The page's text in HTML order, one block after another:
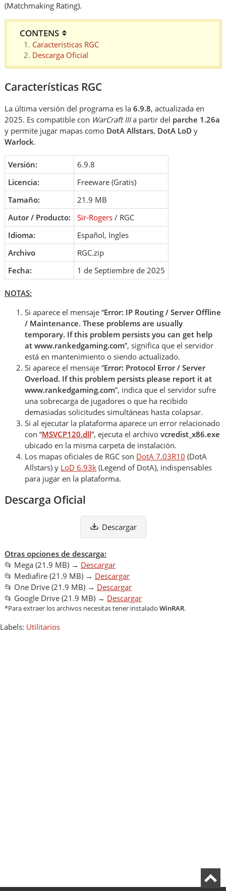
(Matchmaking Rating).
CONTENS
Características RGC
Descarga Oficial
Características RGC
La última versión del programa es la 6.9.8, actualizada en
2025. Es compatible con WarCraft IIIa partir del parche 1.26a
y permite jugar mapas como DotA Allstars, DotA LoD y
Warlock.
Versión:
6.9.8
Licencia:
Freeware (Gratis)
Tamaño:
21.9 MB
Autor / Producto:
Sir-Rogers / RGC
Idioma:
Español, Ingles
Archivo
RGC.zip
Fecha:
1 de Septiembre de 2025
NOTAS:
Si aparece el mensaje “Error: IP Routing / Server Offline
/ Maintenance. These problems are usually
temporary. If this problem persists you can get help
at www.rankedgaming.com”, significa que el servidor
está en mantenimiento o siendo actualizado.
Si aparece el mensaje “Error: Protocol Error / Server
Overload. If this problem persists please report it at
www.rankedgaming.com”, indica que el servidor sufre
una sobrecarga de jugadores o que ha recibido
demasiadas solicitudes simultáneas hasta colapsar.
Si al ejecutar la plataforma aparece un error relacionado
con “MSVCP120.dll”, ejecuta el archivo vcredist_x86.exe
ubicado en la misma carpeta de instalación.
Los mapas oficiales de RGC son DotA 7.03R10 (DotA
Allstars) y LoD 6.93k (Legend of DotA), indispensables
para jugar en la plataforma.
Descarga Oficial
Descargar
Otras opciones de descarga:
📂 Mega (21.9 MB) → Descargar
📂 Mediafire (21.9 MB) → Descargar
📂 One Drive (21.9 MB) → Descargar
📂 Google Drive (21.9 MB) → Descargar
*Para extraer los archivos necesitas tener instalado WinRAR.
Labels: Utilitarios